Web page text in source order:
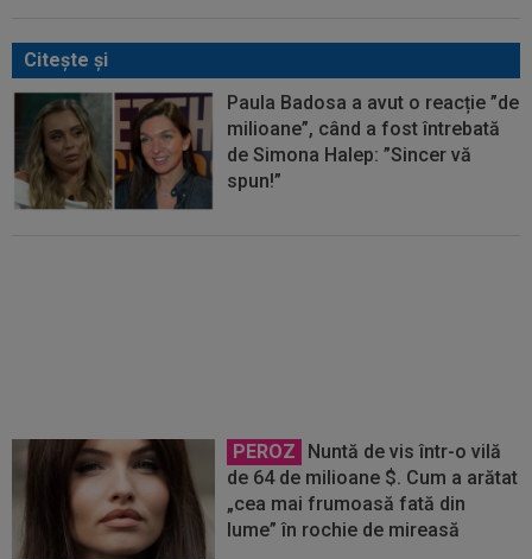
Citeşte şi
Paula Badosa a avut o reacție ”de
milioane”, când a fost întrebată
de Simona Halep: ”Sincer vă
spun!”
PEROZ
Nuntă de vis într-o vilă
de 64 de milioane $. Cum a arătat
„cea mai frumoasă fată din
lume” în rochie de mireasă